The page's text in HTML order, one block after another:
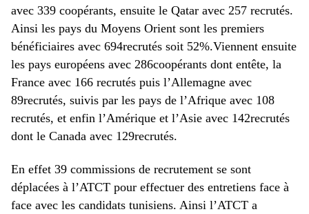
avec 339 coopérants, ensuite le Qatar avec 257 recrutés.
Ainsi les pays du Moyens Orient sont les premiers
bénéficiaires avec 694recrutés soit 52%.Viennent ensuite
les pays européens avec 286coopérants dont entête, la
France avec 166 recrutés puis l’Allemagne avec
89recrutés, suivis par les pays de l’Afrique avec 108
recrutés, et enfin l’Amérique et l’Asie avec 142recrutés
dont le Canada avec 129recrutés.
En effet 39 commissions de recrutement se sont
déplacées à l’ATCT pour effectuer des entretiens face à
face avec les candidats tunisiens. Ainsi l’ATCT a